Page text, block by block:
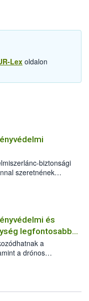
Lexoldalon
biztonsági
szeretnének
tevékenységet
részletesen
és
legfontosabb
a
a drónos
tevékenység